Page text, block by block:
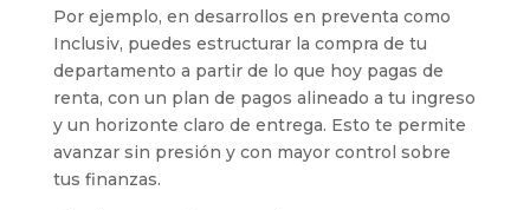
Por ejemplo, en desarrollos en preventa como
Inclusiv, puedes estructurar la compra de tu
departamento a partir de lo que hoy pagas de
renta, con un plan de pagos alineado a tu ingreso
y un horizonte claro de entrega. Esto te permite
avanzar sin presión y con mayor control sobre
tus finanzas.